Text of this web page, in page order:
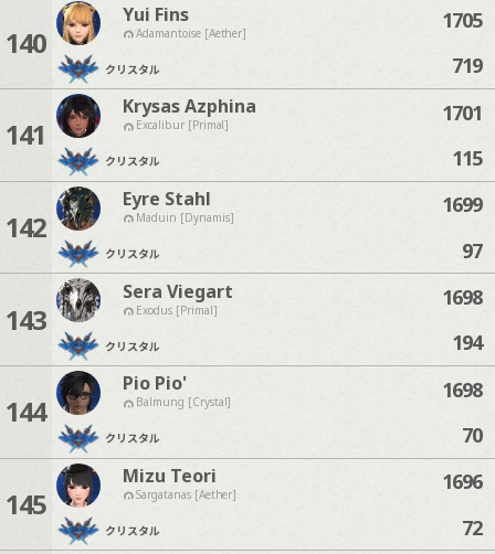
140
Yui Fins
Adamantoise [Aether]
クリスタル
1705
719
141
Krysas Azphina
Excalibur [Primal]
クリスタル
1701
115
142
Eyre Stahl
Maduin [Dynamis]
クリスタル
1699
97
143
Sera Viegart
Exodus [Primal]
クリスタル
1698
194
144
Pio Pio'
Balmung [Crystal]
クリスタル
1698
70
145
Mizu Teori
Sargatanas [Aether]
クリスタル
1696
72